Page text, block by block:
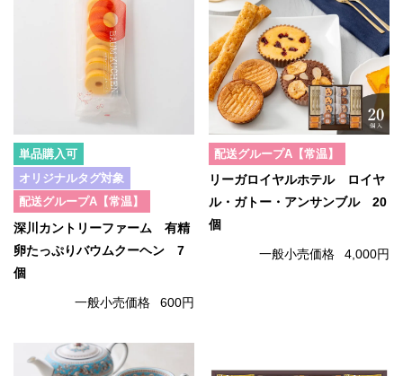
単品購入可
オリジナルタグ対象
配送グループA【常温】
深川カントリーファーム 有精
卵たっぷりバウムクーヘン 7
個
一般小売価格 600円
配送グループA【常温】
リーガロイヤルホテル ロイヤ
ル・ガトー・アンサンブル 20
個
一般小売価格 4,000円